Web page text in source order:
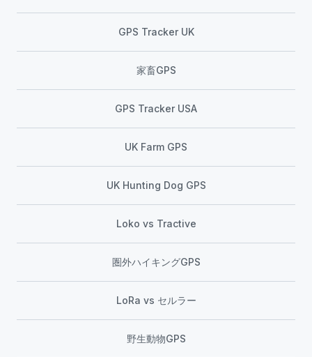
GPS Tracker UK
家畜GPS
GPS Tracker USA
UK Farm GPS
UK Hunting Dog GPS
Loko vs Tractive
圏外ハイキングGPS
LoRa vs セルラー
野生動物GPS